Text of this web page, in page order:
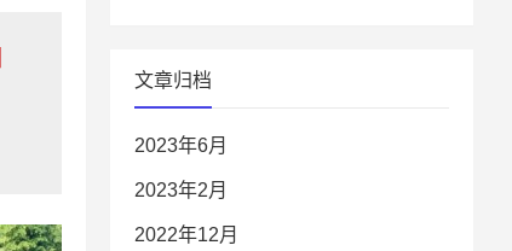
文章归档
2023年6月
2023年2月
2022年12月